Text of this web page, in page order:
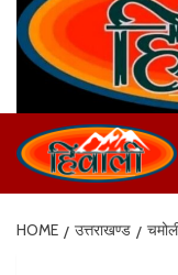
HOME उत्तराखण्ड